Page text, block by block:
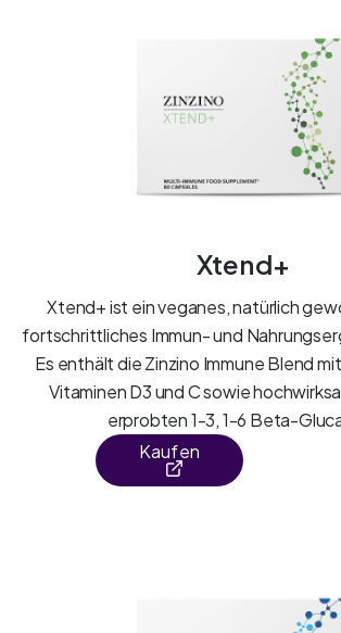
Xtend+
Xtend+ ist ein veganes, natürlich
fortschrittliches Immun- und
Es enthält die Zinzino Immune Blend
Vitaminen D3 und C sowie
erprobten 1-3, 1-6 Beta-
Kaufen